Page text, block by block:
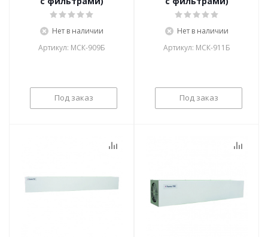
Нет в наличии
Артикул: МСК-909Б
Под заказ
Нет в наличии
Артикул: МСК-911Б
Под заказ